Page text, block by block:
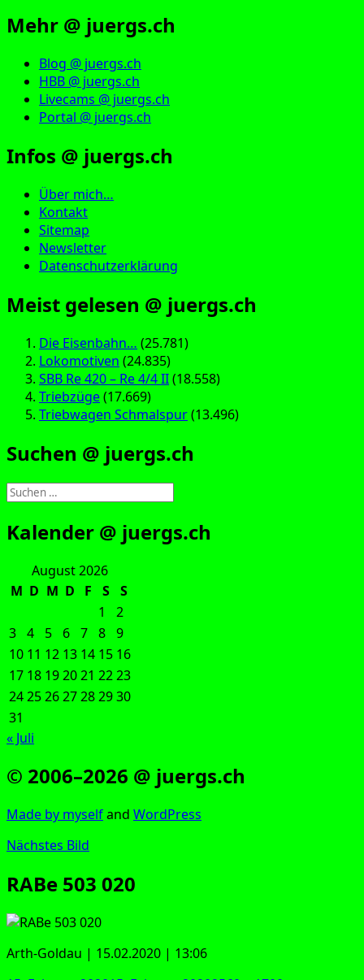
Mehr @ juergs.ch
Blog @ juergs.ch
HBB @ juergs.ch
Livecams @ juergs.ch
Portal @ juergs.ch
Infos @ juergs.ch
Über mich…
Kontakt
Sitemap
Newsletter
Datenschutzerklärung
Meist gelesen @ juergs.ch
Die Eisenbahn… (25.781)
Lokomotiven (24.835)
SBB Re 420 – Re 4/4 II(18.558)
Triebzüge(17.669)
Triebwagen Schmalspur(13.496)
Suchen @ juergs.ch
Suchen
nach:
Kalender @ juergs.ch
August 2026
M D M D F S
S
1
2
3 4 5 6 7 8 9
10 11 12 13 14 15 16
17 18 192021 2223
24252627282930
31
« Juli
© 2006–2026 @ juergs.ch
Made by mys­elfand Word­Press
Nächstes Bild
RABe 503 020
Arth-Gold­au | 15.02.2020 | 13:06